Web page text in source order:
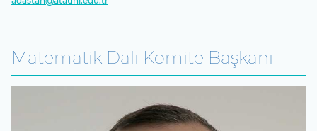
Matematik Dalı Komite Başkanı